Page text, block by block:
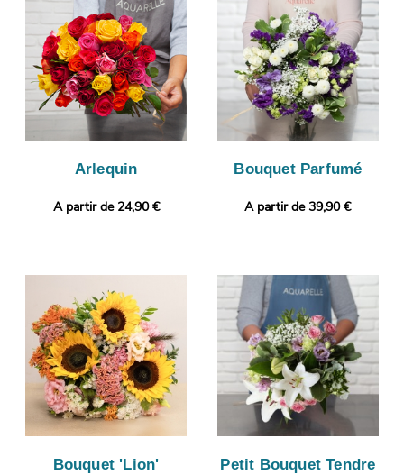
vous avoir envoyé votre photo via votre boîte mail pour que
vous puissiez jeter un coup d’œil à votre composition florale.
Notre petit plus ? Il vous sera possible de glisser une photo
imprimée et un message, afin de donner plus de personnalité à
votre cadeau.
Arlequin
A partir de 24,90 €
Bouquet Parfumé
A partir de 39,90 €
Bouquet 'Lion' Petit Bouquet Tendre